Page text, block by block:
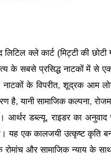
क्ले कार्ट (मिट्टी की छोटी
के सबसे प्रसिद्ध नाटकों में से
के विपरीत, शूद्रक आम
है, यानी सामाजिक कल्पना,
डब्ल्यू. राइडर का अनुवाद
यह एक कालजयी उत्कृष्ट कृति
और सामाजिक न्याय के